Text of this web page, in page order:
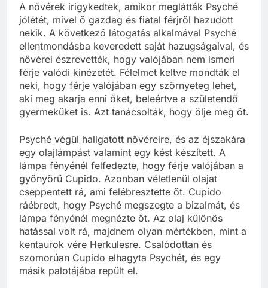
A nővérek irigykedtek, amikor meglátták Psyché
jólétét, mivel ő gazdag és fiatal férjről hazudott
nekik. A következő látogatás alkalmával Psyché
ellentmondásba keveredett saját hazugságaival, és
nővérei észrevették, hogy valójában nem ismeri
férje valódi kinézetét. Félelmet keltve mondták el
neki, hogy férje valójában egy szörnyeteg lehet,
aki meg akarja enni őket, beleértve a születendő
gyermeküket is. Azt tanácsolták, hogy ölje meg őt.
Psyché végül hallgatott nővéreire, és az éjszakára
egy olajlámpást valamint egy kést készített. A
lámpa fényénél felfedezte, hogy férje valójában a
gyönyörű Cupido. Azonban véletlenül olajat
cseppentett rá, ami felébresztette őt. Cupido
ráébredt, hogy Psyché megszegte a bizalmát, és
lámpa fényénél megnézte őt. Az olaj különös
hatással volt rá, majdnem olyan mértékben, mint a
kentaurok vére Herkulesre. Csalódottan és
szomorúan Cupido elhagyta Psychét, és egy
másik palotájába repült el.